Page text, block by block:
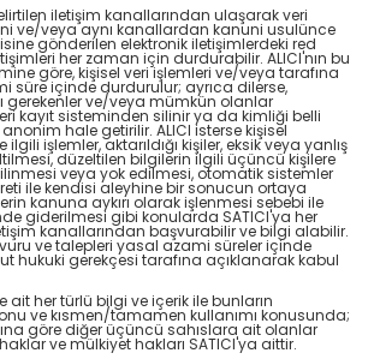
iletişim kanallarından ulaşarak veri
ve/veya aynı kanallardan kanuni usulünce
gönderilen elektronik iletişimlerdeki red
her zaman için durdurabilir. ALICI'nın bu
göre, kişisel veri işlemleri ve/veya tarafına
süre içinde durdurulur; ayrıca dilerse,
gerekenler ve/veya mümkün olanlar
kayıt sisteminden silinir ya da kimliği belli
hale getirilir. ALICI isterse kişisel
işlemler, aktarıldığı kişiler, eksik veya yanlış
düzeltilen bilgilerin ilgili üçüncü kişilere
veya yok edilmesi, otomatik sistemler
ile kendisi aleyhine bir sonucun ortaya
kanuna aykırı olarak işlenmesi sebebi ile
giderilmesi gibi konularda SATICI'ya her
kanallarından başvurabilir ve bilgi alabilir.
ve talepleri yasal azami süreler içinde
hukuki gerekçesi tarafına açıklanarak kabul
ait her türlü bilgi ve içerik ile bunların
ve kısmen/tamamen kullanımı konusunda;
göre diğer üçüncü sahıslara ait olanlar
ve mülkiyet hakları SATICI'ya aittir.